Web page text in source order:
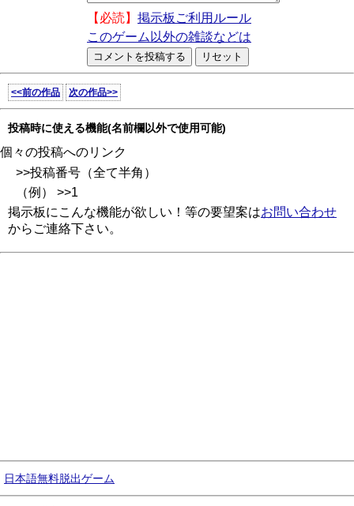
【必読】 掲示板ご利用ルール
このゲーム以外の雑談などは
<<前の作品 次の作品>>
投稿時に使える機能(名前欄以外で使用可能)
個々の投稿へのリンク
>>投稿番号（全て半角）
（例） >>1
掲示板にこんな機能が欲しい！等の要望案はお問い合わせ
からご連絡下さい。
日本語無料脱出ゲーム